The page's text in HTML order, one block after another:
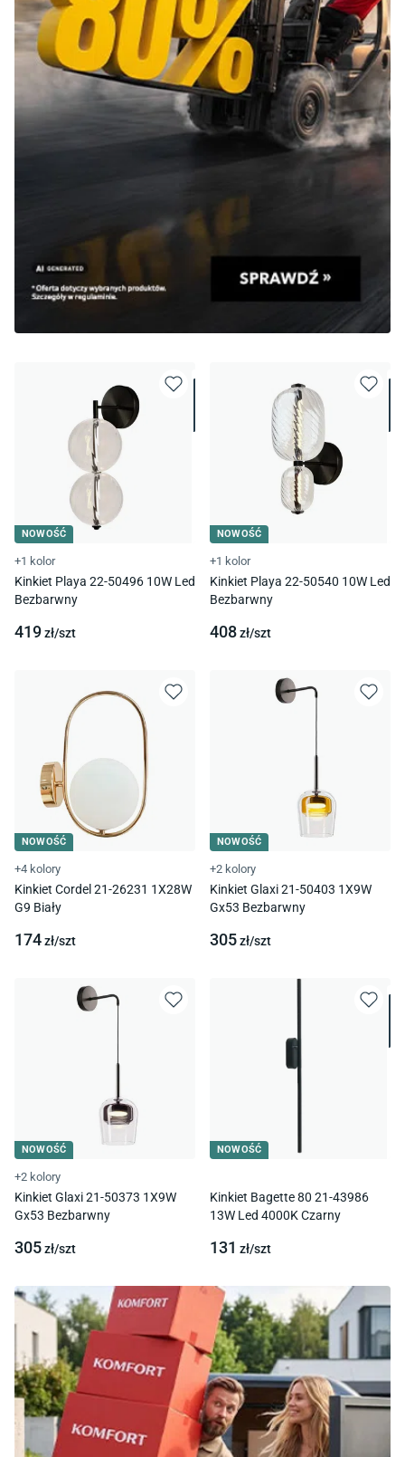
NOWOŚĆ
+1 kolor
Kinkiet Playa 22-50496 10W Led
Bezbarwny
419zł/szt
NOWOŚĆ
+1 kolor
Kinkiet Playa 22-50540 10W Led
Bezbarwny
408zł/szt
NOWOŚĆ
+4 kolory
Kinkiet Cordel 21-26231 1X28W
G9 Biały
174zł/szt
NOWOŚĆ
+2 kolory
Kinkiet Glaxi 21-50403 1X9W
Gx53 Bezbarwny
305zł/szt
NOWOŚĆ
+2 kolory
Kinkiet Glaxi 21-50373 1X9W
Gx53 Bezbarwny
305zł/szt
NOWOŚĆ
Kinkiet Bagette 80 21-43986
13W Led 4000K Czarny
131 zł/szt